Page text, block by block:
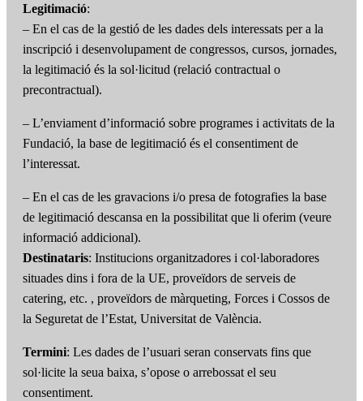
Legitimació:
– En el cas de la gestió de les dades dels interessats per a la
inscripció i desenvolupament de congressos, cursos, jornades,
la legitimació és la sol·licitud (relació contractual o
precontractual).
– L’enviament d’informació sobre programes i activitats de la
Fundació, la base de legitimació és el consentiment de
l’interessat.
– En el cas de les gravacions i/o presa de fotografies la base
de legitimació descansa en la possibilitat que li oferim (veure
informació addicional).
Destinataris: Institucions organitzadores i col·laboradores
situades dins i fora de la UE, proveïdors de serveis de
catering, etc. , proveïdors de màrqueting, Forces i Cossos de
la Seguretat de l’Estat, Universitat de València.
Termini: Les dades de l’usuari seran conservats fins que
sol·licite la seua baixa, s’opose o arrebossat el seu
consentiment.